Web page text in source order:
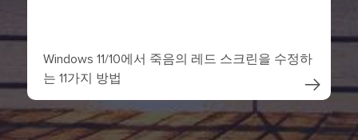
Windows 11/10에서 죽음의 레드 스크린을 수정하
는 11가지 방법
